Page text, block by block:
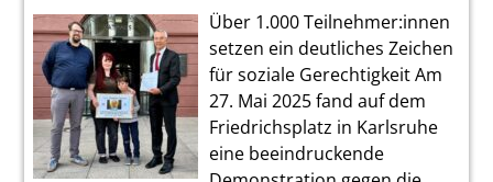
Über 1.000 Teilnehmer:innen
setzen ein deutliches Zeichen
für soziale Gerechtigkeit Am
27. Mai 2025 fand auf dem
Friedrichsplatz in Karlsruhe
eine beeindruckende